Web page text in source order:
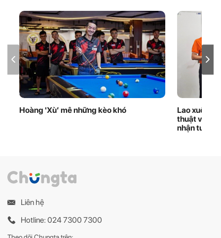
Hoàng 'Xù’ mê những kèo khó
Lao xuống
thuật viên
nhận tuyên
Liên hệ
Hotline: 024 7300 7300